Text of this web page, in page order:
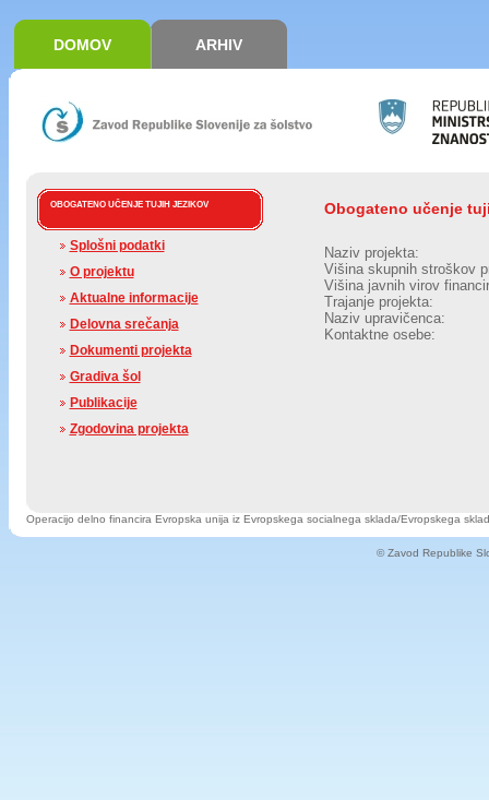
DOMOV ARHIV
Obogateno učenje
Naziv projekta:
Višina skupnih stroškov
Višina javnih virov
Trajanje projekta:
Naziv upravičenca:
Kontaktne osebe:
OBOGATENO UČENJE TUJIH JEZIKOV
Splošni podatki
O projektu
Aktualne informacije
Delovna srečanja
Dokumenti projekta
Gradiva šol
Publikacije
Zgodovina projekta
Operacijo delno financira Evropska unija iz Evropskega socialnega sklada/Evropskega
© Zavod Republike